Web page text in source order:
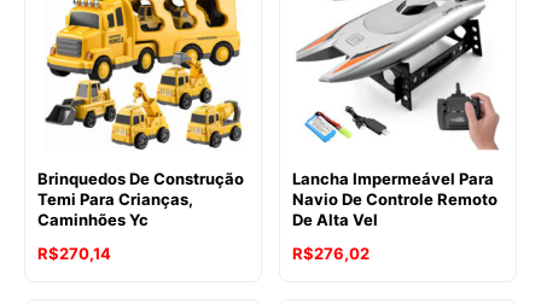
Brinquedos De Construção
Temi Para Crianças,
Caminhões Yc
R$270,14
Lancha Impermeável Para
Navio De Controle Remoto
De Alta Vel
R$276,02